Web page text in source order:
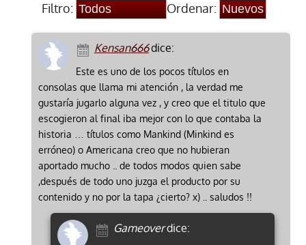
Filtro: Ordenar:
Kensan666dice:
Este es uno de los pocos títulos en
consolas que llama mi atención , la verdad me
gustaría jugarlo alguna vez , y creo que el titulo que
escogieron al final iba mejor con lo que contaba la
historia … títulos como Mankind (Minkind es
erróneo) o Americana creo que no hubieran
aportado mucho .. de todos modos quien sabe
,después de todo uno juzga el producto por su
contenido y no por la tapa ¿cierto? x) .. saludos !!
Gameoverdice: